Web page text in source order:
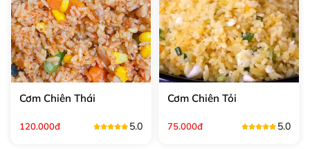
Cơm Chiên Thái
120.000đ 5.0
Cơm Chiên Tỏi
75.000đ 5.0